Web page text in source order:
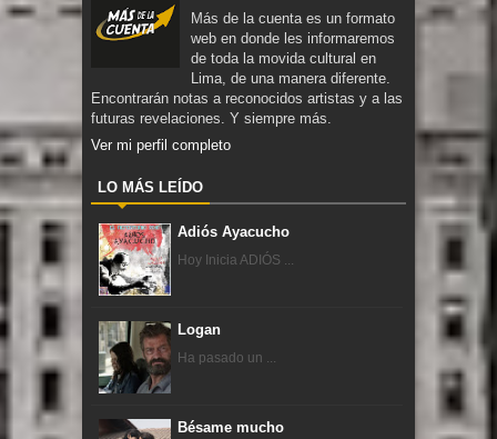
Más de la cuenta es un formato
web en donde les informaremos
de toda la movida cultural en
Lima, de una manera diferente.
Encontrarán notas a reconocidos artistas y a las
futuras revelaciones. Y siempre más.
Ver mi perfil completo
LO MÁS LEÍDO
Adiós Ayacucho
Hoy Inicia ADIÓS ...
Logan
Ha pasado un ...
Bésame mucho